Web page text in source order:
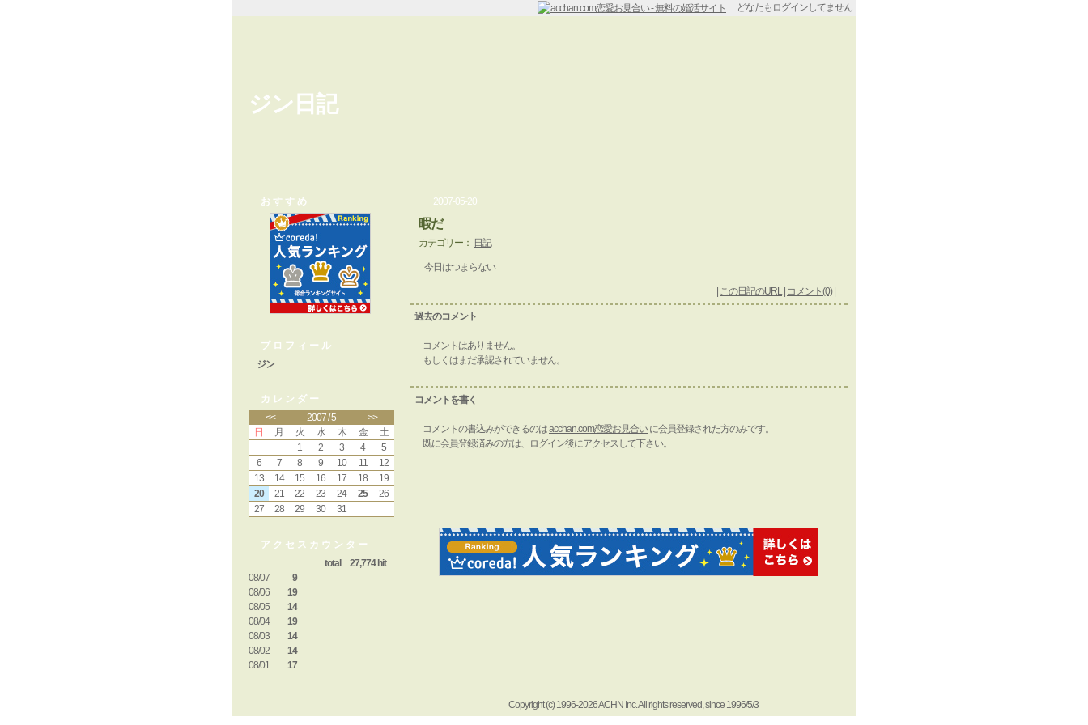
どなたもログインしてません
ジン日記
おすすめ
プロフィール
ジン
カレンダー
<<
2007 / 5
>>
日
月 火 水 木 金
土
1
2 3 4
5
6
7 8 9 10 11
12
13
14 15 16 17 18
19
20
21 22 23 24 25
26
27
28 29 30 31
アクセスカウンター
total 27,774 hit
08/07
9
08/06
19
08/05
14
08/04
19
08/03
14
08/02
14
08/01
17
2007-05-20
暇だ
カテゴリー： 日記
今日はつまらない
この日記のURL| コメント(0)|
過去のコメント
コメントはありません。
もしくはまだ承認されていません。
コメントを書く
コメントの書込みができるのはacchan.com恋愛お見合いに会員登録された方のみです。
既に会員登録済みの方は、ログイン後にアクセスして下さい。
Copyright (c) 1996-2026 ACHN Inc. All rights reserved, since 1996/5/3